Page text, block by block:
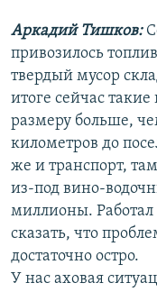
Аркадий Тишков:
привозилось
твердый мусор
итоге сейчас
размеру больше,
километров до
же и транспорт,
из-под вино-
миллионы. Работал
сказать, что
достаточно остро.
У нас аховая